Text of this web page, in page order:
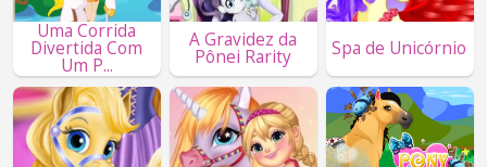
Uma Corrida
Divertida Com
Um P...
A Gravidez da
Pônei Rarity Spa de Unicórnio